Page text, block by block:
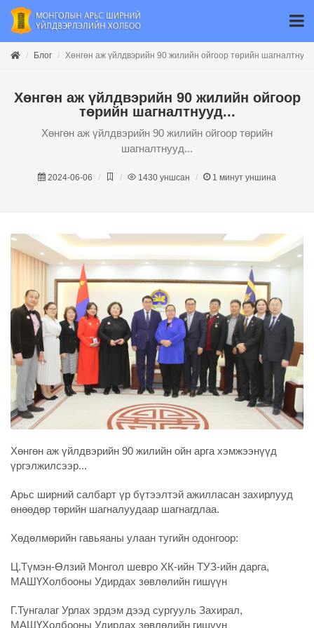
Блог Хөнгөн аж үйлдвэрийн 90 жилийн ойгоор төрийн
Хөнгөн аж үйлдвэрийн 90 жилийн ойгоор
төрийн шагналтнууд...
Хөнгөн аж үйлдвэрийн 90 жилийн ойгоор төрийн
шагналтнууд...
2024-06-06 1430 уншсан 1 минут уншина
Хөнгөн аж үйлдвэрийн 90 жилийн ойн арга хэмжээнүүд
үргэлжилсээр...
Арьс ширний салбарт үр бүтээлтэй ажилласан захирлууд
өнөөдөр төрийн шагналуудаар шагнагдлаа.
Хөдөлмөрийн гавьяаны улаан тугийн одонгоор:
Ц.Түмэн-Өлзий Монгол шевро ХК-ийн ТУЗ-ийн дарга,
МАШҮХолбооны Удирдах зөвлөлийн гишүүн
Г.Тунгалаг Урлах эрдэм дээд сургууль Захирал,
МАШҮХолбооны Удирдах зөвлөлийн гишүүн